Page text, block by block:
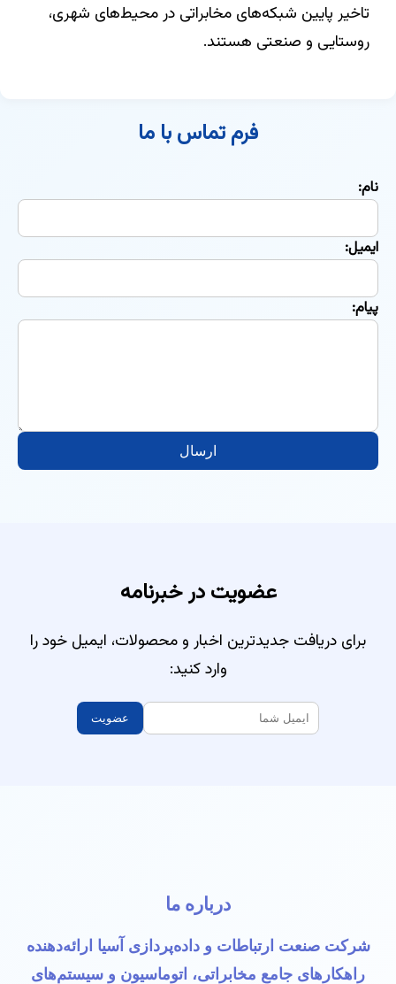
تاخیر پایین شبکه‌های مخابراتی در محیط‌های شهری،
روستایی و صنعتی هستند.
فرم تماس با ما
نام:
ایمیل:
پیام:
ارسال
عضویت در خبرنامه
برای دریافت جدیدترین اخبار و محصولات، ایمیل خود را
وارد کنید:
عضویت
درباره ما
شرکت صنعت ارتباطات و داده‌پردازی آسیا ارائه‌دهنده
راهکارهای جامع مخابراتی، اتوماسیون و سیستم‌های